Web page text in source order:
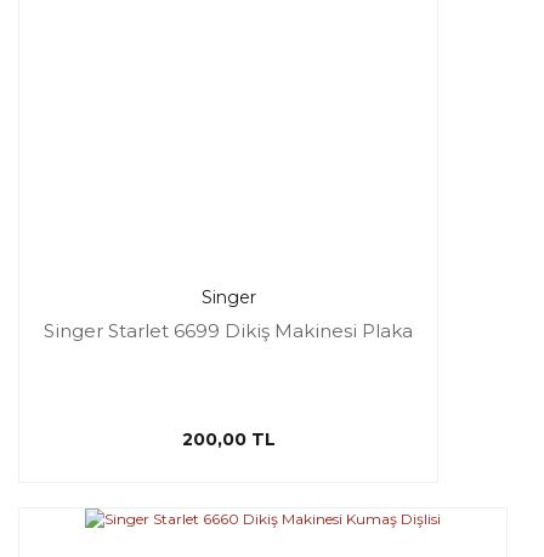
Singer
Singer Starlet 6699 Dikiş Makinesi Plaka
200,00 TL